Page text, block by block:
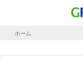
ホーム